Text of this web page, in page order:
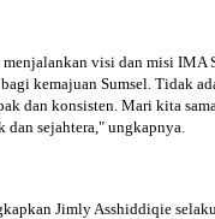
menjalankan visi dan misi IMA
kemajuan Sumsel. Tidak
dan konsisten. Mari kita
dan sejahtera," ungkapnya.
Jimly Asshiddiqie